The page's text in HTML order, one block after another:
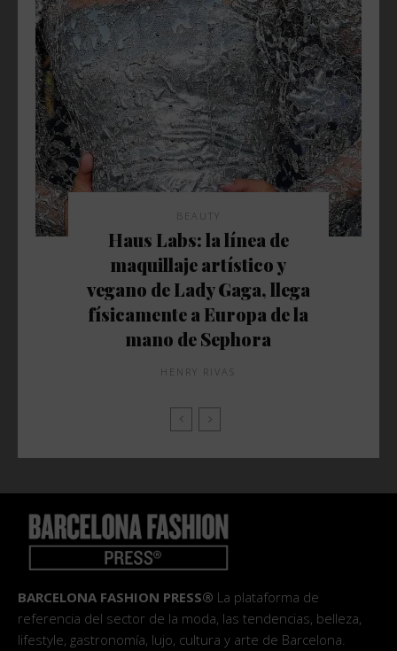
BEAUTY
Haus Labs: la línea de
maquillaje artístico y
vegano de Lady Gaga, llega
físicamente a Europa de la
mano de Sephora
HENRY RIVAS
BARCELONA FASHION PRESS® La plataforma de
referencia del sector de la moda, las tendencias, belleza,
lifestyle, gastronomía, lujo, cultura y arte de Barcelona.